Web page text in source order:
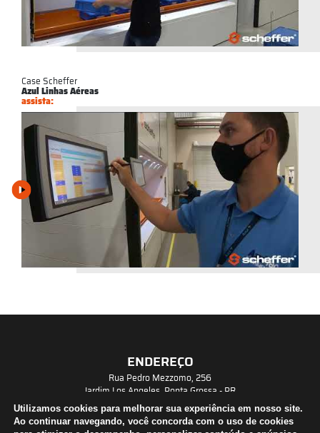
Case Scheffer
Azul Linhas Aéreas
assista:
Utilizamos cookies para melhorar sua experiência em nosso site.
Ao continuar navegando, você concorda com o uso de cookies
ENDEREÇO
Rua Pedro Mezzomo, 256
Jardim Los Angeles, Ponta Grossa - PR
CEP: 84071-210
CONTATO